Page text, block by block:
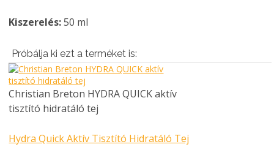
Kiszerelés:50 ml
Próbálja ki ezt a terméket is:
Christian Breton HYDRA QUICK aktív
tisztító hidratáló tej
Hydra Quick Aktív Tisztító Hidratáló Tej